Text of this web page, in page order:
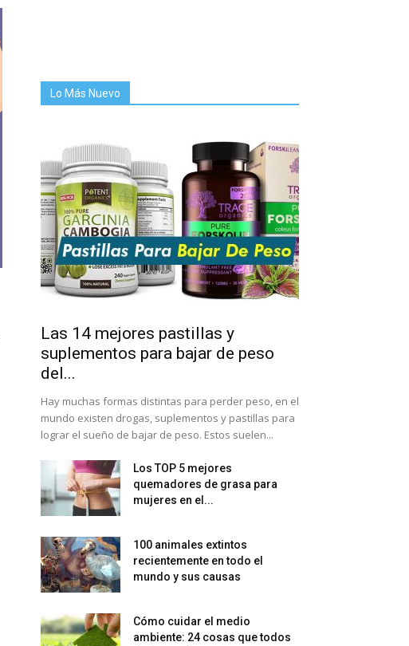
Lo Más Nuevo
Las 14 mejores pastillas y
suplementos para bajar de peso
del...
Hay muchas formas distintas para perder peso, en el
mundo existen drogas, suplementos y pastillas para
lograr el sueño de bajar de peso. Estos suelen...
Los TOP 5 mejores
quemadores de grasa para
mujeres en el...
100 animales extintos
recientemente en todo el
mundo y sus causas
Cómo cuidar el medio
ambiente: 24 cosas que todos